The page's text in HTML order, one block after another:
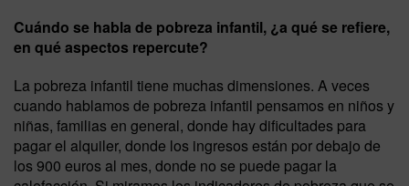
Cuándo se habla de pobreza infantil, ¿a qué se refiere,
en qué aspectos repercute?
La pobreza infantil tiene muchas dimensiones. A veces
cuando hablamos de pobreza infantil pensamos en niños y
niñas, familias en general, donde hay dificultades para
pagar el alquiler, donde los ingresos están por debajo de
los 900 euros al mes, donde no se puede pagar la